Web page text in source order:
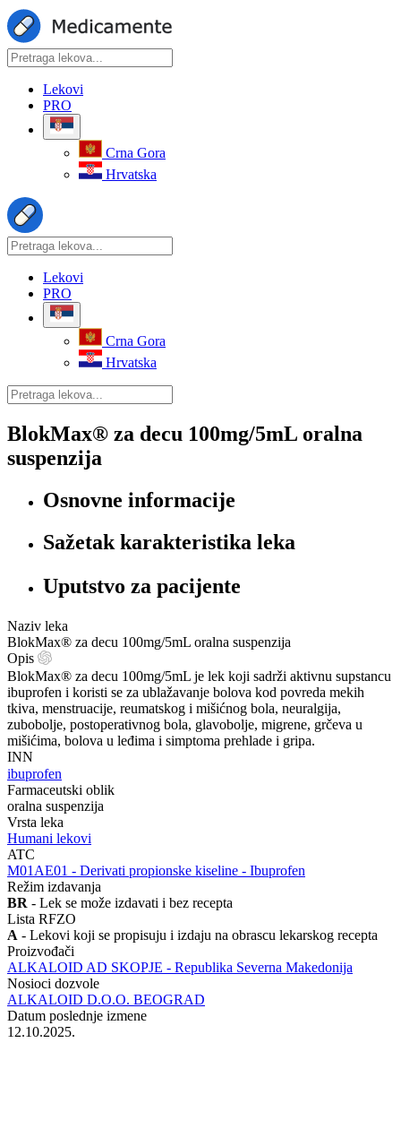
Lekovi
PRO
Crna Gora
Hrvatska
Lekovi
PRO
Crna Gora
Hrvatska
BlokMax® za decu 100mg/5mL oralna
suspenzija
Osnovne informacije
Sažetak karakteristika leka
Uputstvo za pacijente
Naziv leka
BlokMax® za decu 100mg/5mL oralna suspenzija
Opis
BlokMax® za decu 100mg/5mL je lek koji sadrži aktivnu supstancu
ibuprofen i koristi se za ublažavanje bolova kod povreda mekih
tkiva, menstruacije, reumatskog i mišićnog bola, neuralgija,
zubobolje, postoperativnog bola, glavobolje, migrene, grčeva u
mišićima, bolova u leđima i simptoma prehlade i gripa.
INN
ibuprofen
Farmaceutski oblik
oralna suspenzija
Vrsta leka
Humani lekovi
ATC
‍M01AE01 - Derivati propionske kiseline - Ibuprofen
Režim izdavanja
BR - Lek se može izdavati i bez recepta
Lista RFZO
A - Lekovi koji se propisuju i izdaju na obrascu lekarskog recepta
Proizvođači
ALKALOID AD SKOPJE - Republika Severna Makedonija
Nosioci dozvole
ALKALOID D.O.O. BEOGRAD
Datum poslednje izmene
12.10.2025.